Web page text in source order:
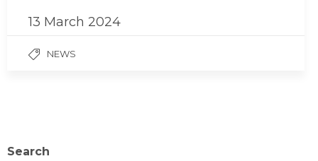
13 March 2024
NEWS
Search